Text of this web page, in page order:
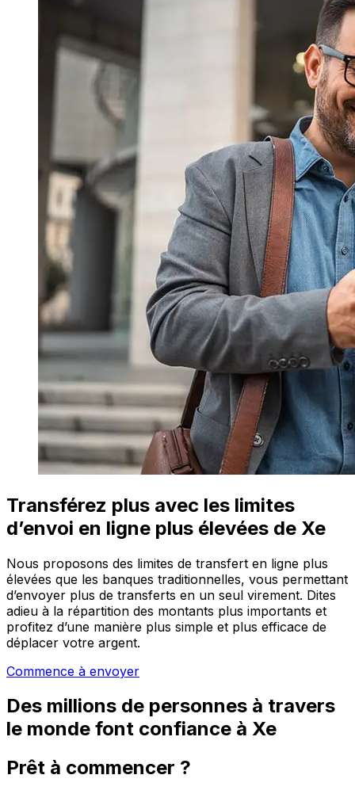
Transférez plus avec les limites
d’envoi en ligne plus élevées de Xe
Nous proposons des limites de transfert en ligne plus
élevées que les banques traditionnelles, vous permettant
d’envoyer plus de transferts en un seul virement. Dites
adieu à la répartition des montants plus importants et
profitez d’une manière plus simple et plus efficace de
déplacer votre argent.
Commence à envoyer
Des millions de personnes à travers
le monde font confiance à Xe
Prêt à commencer ?